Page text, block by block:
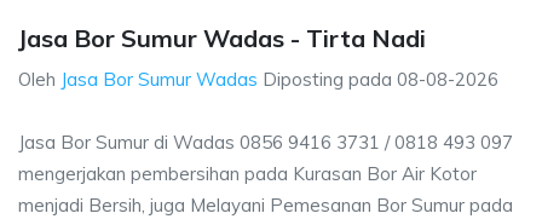
Jasa Bor Sumur Wadas - Tirta Nadi
Oleh Jasa Bor Sumur Wadas Diposting pada 08-08-2026
Jasa Bor Sumur di Wadas 0856 9416 3731 / 0818 493 097
mengerjakan pembersihan pada Kurasan Bor Air Kotor
menjadi Bersih, juga Melayani Pemesanan Bor Sumur pada